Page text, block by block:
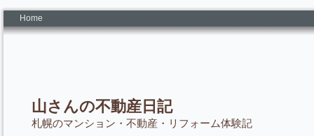
Home
山さんの不動産日記
札幌のマンション・不動産・リフォーム体験記